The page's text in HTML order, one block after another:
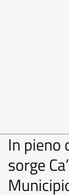
In pieno
sorge